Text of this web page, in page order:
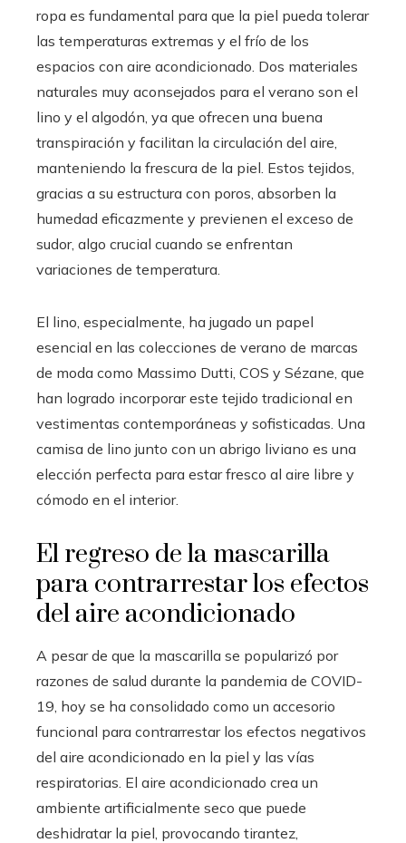
ropa es fundamental para que la piel pueda tolerar
las temperaturas extremas y el frío de los
espacios con aire acondicionado. Dos materiales
naturales muy aconsejados para el verano son el
lino y el algodón, ya que ofrecen una buena
transpiración y facilitan la circulación del aire,
manteniendo la frescura de la piel. Estos tejidos,
gracias a su estructura con poros, absorben la
humedad eficazmente y previenen el exceso de
sudor, algo crucial cuando se enfrentan
variaciones de temperatura.
El lino, especialmente, ha jugado un papel
esencial en las colecciones de verano de marcas
de moda como Massimo Dutti, COS y Sézane, que
han logrado incorporar este tejido tradicional en
vestimentas contemporáneas y sofisticadas. Una
camisa de lino junto con un abrigo liviano es una
elección perfecta para estar fresco al aire libre y
cómodo en el interior.
El regreso de la mascarilla
para contrarrestar los efectos
del aire acondicionado
A pesar de que la mascarilla se popularizó por
razones de salud durante la pandemia de COVID-
19, hoy se ha consolidado como un accesorio
funcional para contrarrestar los efectos negativos
del aire acondicionado en la piel y las vías
respiratorias. El aire acondicionado crea un
ambiente artificialmente seco que puede
deshidratar la piel, provocando tirantez,